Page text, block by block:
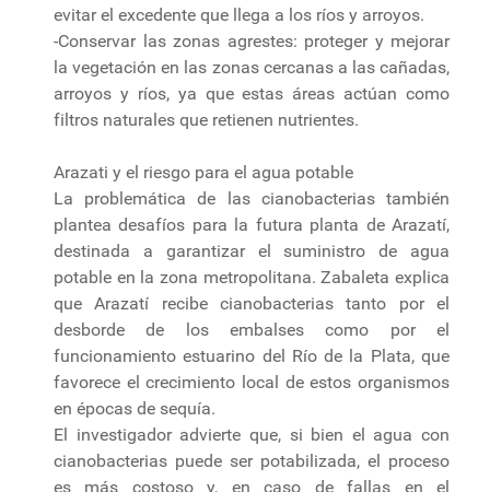
evitar el excedente que llega a los ríos y arroyos.
-Conservar las zonas agrestes: proteger y mejorar
la vegetación en las zonas cercanas a las cañadas,
arroyos y ríos, ya que estas áreas actúan como
filtros naturales que retienen nutrientes.
Arazati y el riesgo para el agua potable
La problemática de las cianobacterias también
plantea desafíos para la futura planta de Arazatí,
destinada a garantizar el suministro de agua
potable en la zona metropolitana. Zabaleta explica
que Arazatí recibe cianobacterias tanto por el
desborde de los embalses como por el
funcionamiento estuarino del Río de la Plata, que
favorece el crecimiento local de estos organismos
en épocas de sequía.
El investigador advierte que, si bien el agua con
cianobacterias puede ser potabilizada, el proceso
es más costoso y, en caso de fallas en el